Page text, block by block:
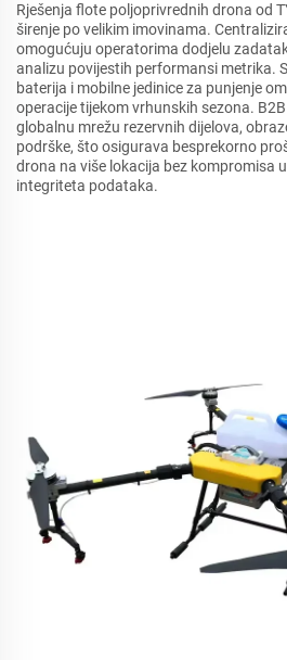
Rješenja flote poljoprivrednih drona od
širenje po velikim imovinama.
omogućuju operatorima dodjelu
analizu povijestih performansi metrika.
baterija i mobilne jedinice za punjenje
operacije tijekom vrhunskih sezona.
globalnu mrežu rezervnih dijelova,
podrške, što osigurava besprekorno
drona na više lokacija bez kompromisa
integriteta podataka.